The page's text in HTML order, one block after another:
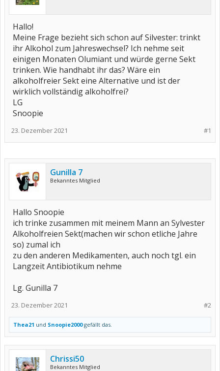
Hallo!
Meine Frage bezieht sich schon auf Silvester: trinkt
ihr Alkohol zum Jahreswechsel? Ich nehme seit
einigen Monaten Olumiant und würde gerne Sekt
trinken. Wie handhabt ihr das? Wäre ein
alkoholfreier Sekt eine Alternative und ist der
wirklich vollständig alkoholfrei?
LG
Snoopie
#1
23. Dezember 2021
Gunilla 7
Bekanntes Mitglied
Hallo Snoopie
ich trinke zusammen mit meinem Mann an Sylvester
Alkoholfreien Sekt(machen wir schon etliche Jahre
so) zumal ich
zu den anderen Medikamenten, auch noch tgl. ein
Langzeit Antibiotikum nehme
Lg. Gunilla 7
#2
23. Dezember 2021
Thea21 und Snoopie2000gefällt das.
Chrissi50
Bekanntes Mitglied